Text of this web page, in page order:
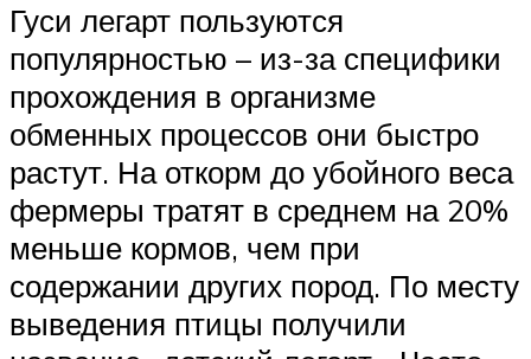
Гуси легарт пользуются
популярностью – из-за специфики
прохождения в организме
обменных процессов они быстро
растут. На откорм до убойного веса
фермеры тратят в среднем на 20%
меньше кормов, чем при
содержании других пород. По месту
выведения птицы получили